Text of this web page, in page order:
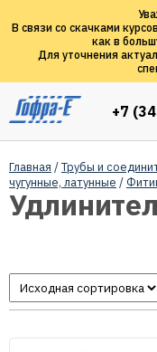
В связи со скачками
как в
Для уточнения
+7
Главная /Трубы и
чугунные, латунные /